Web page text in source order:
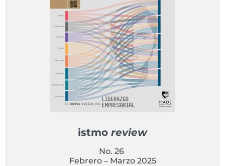
istmo review
No. 26
Febrero – Marzo 2025